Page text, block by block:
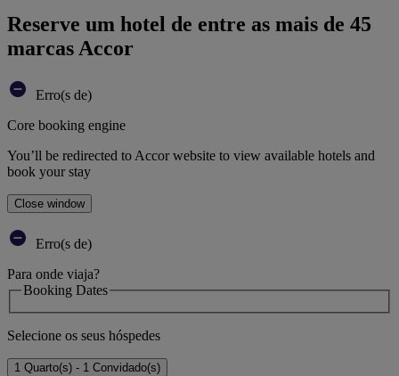
Reserve um hotel de entre as mais de 45
marcas Accor
Erro(s de)
Core booking engine
You’ll be redirected to Accor website to view available hotels and
book your stay
Close window
Erro(s de)
Para onde viaja?
Booking Dates
Selecione os seus hóspedes
1 Quarto(s) - 1 Convidado(s)